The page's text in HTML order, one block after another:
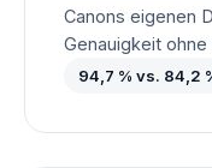
Canons eigenen
Genauigkeit
94,7 % vs. 84,2